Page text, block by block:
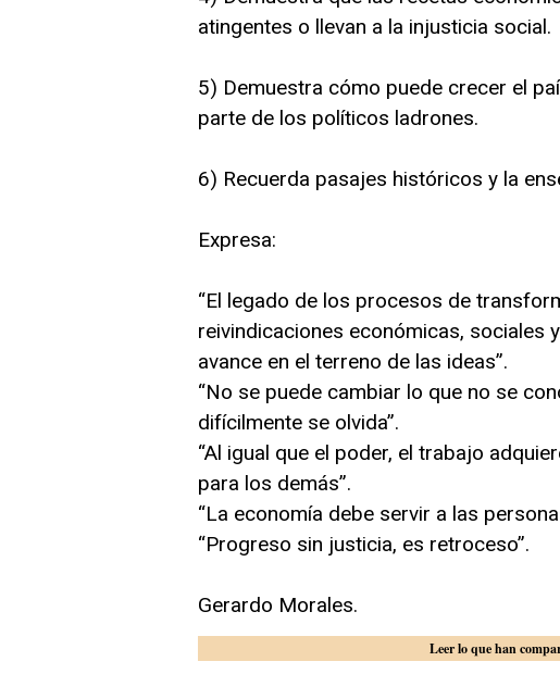
atingentes o llevan a la injusticia social.
5) Demuestra cómo puede crecer el
parte de los políticos ladrones.
6) Recuerda pasajes históricos y la
Expresa:
“El legado de los procesos de
reivindicaciones económicas, sociales
avance en el terreno de las ideas”.
“No se puede cambiar lo que no se
difícilmente se olvida”.
“Al igual que el poder, el trabajo
para los demás”.
“La economía debe servir a las
“Progreso sin justicia, es retroceso”.
Gerardo Morales.
Leer lo que han